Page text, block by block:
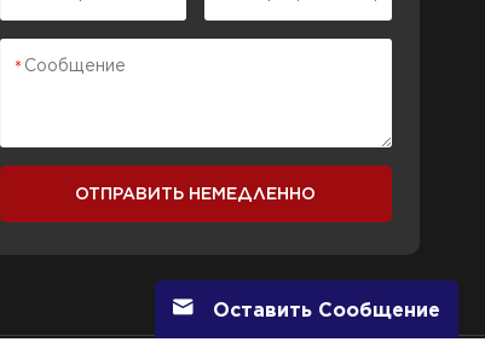
ОТПРАВИТЬ НЕМЕДЛЕННО
Оставить Сообщение